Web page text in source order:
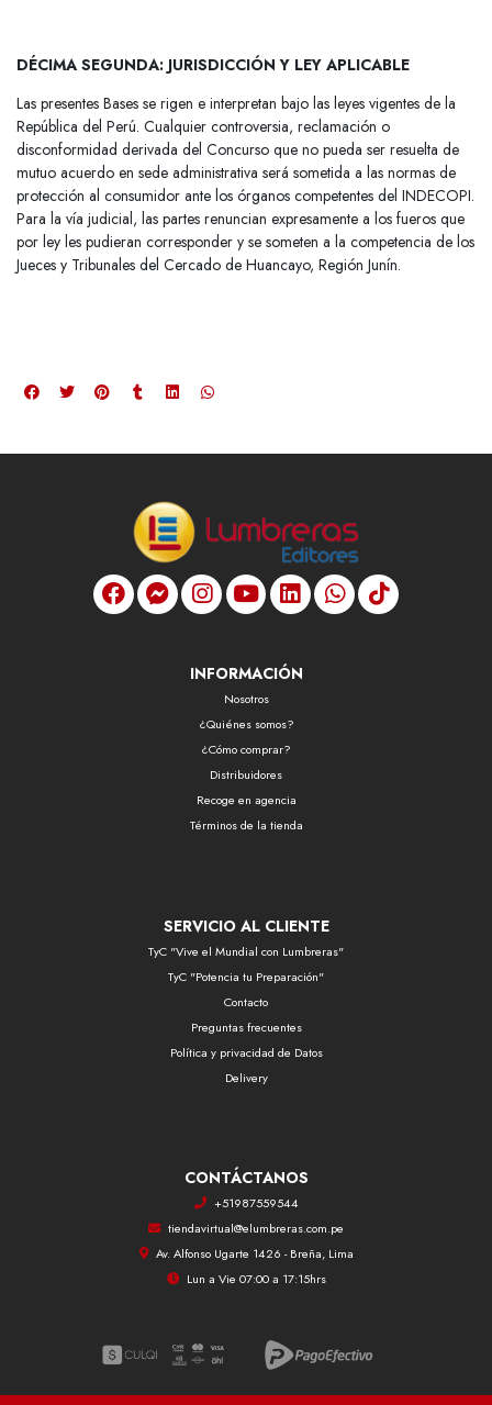
DÉCIMA SEGUNDA: JURISDICCIÓN Y LEY APLICABLE
Las presentes Bases se rigen e interpretan bajo las leyes vigentes de la
República del Perú. Cualquier controversia, reclamación o
disconformidad derivada del Concurso que no pueda ser resuelta de
mutuo acuerdo en sede administrativa será sometida a las normas de
protección al consumidor ante los órganos competentes del INDECOPI.
Para la vía judicial, las partes renuncian expresamente a los fueros que
por ley les pudieran corresponder y se someten a la competencia de los
Jueces y Tribunales del Cercado de Huancayo, Región Junín.
INFORMACIÓN
Nosotros
¿Quiénes somos?
¿Cómo comprar?
Distribuidores
Recoge en agencia
Términos de la tienda
SERVICIO AL CLIENTE
TyC "Vive el Mundial con Lumbreras"
TyC "Potencia tu Preparación"
Contacto
Preguntas frecuentes
Política y privacidad de Datos
Delivery
CONTÁCTANOS
+51987559544
tiendavirtual@elumbreras.com.pe
Av. Alfonso Ugarte 1426 - Breña, Lima
Lun a Vie 07:00 a 17:15hrs